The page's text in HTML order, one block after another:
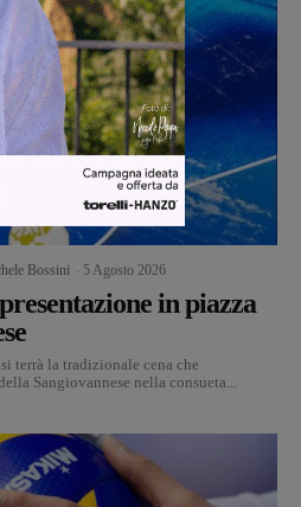
Bossini 5 Agosto 2026
in piazza
terrà la tradizionale cena che
Sangiovannese nella consueta...